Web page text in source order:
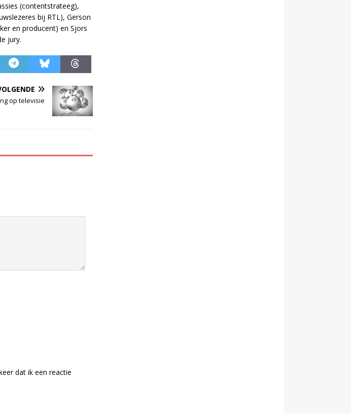
(contentstrateeg),
bij RTL), Gerson
en producent) en Sjors
jury.
op televisie
dat ik een reactie